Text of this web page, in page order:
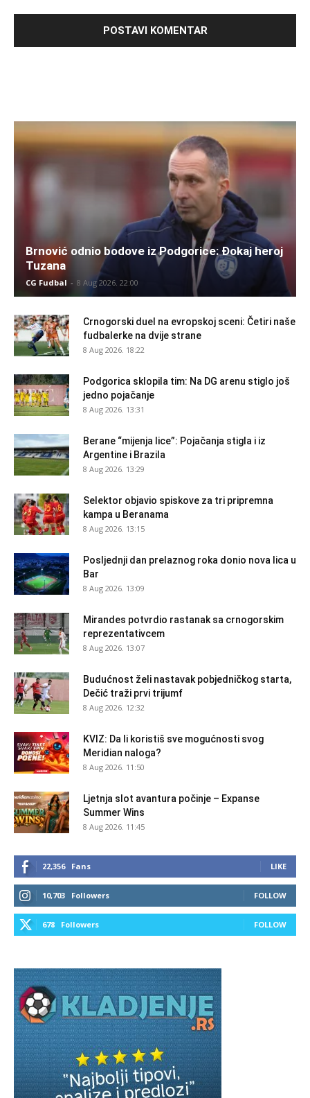
Brnović odnio bodove iz Podgorice: Đokaj heroj
Tuzana
CG Fudbal - 8 Aug 2026. 22:00
Crnogorski duel na evropskoj sceni: Četiri naše
fudbalerke na dvije strane
8 Aug 2026. 18:22
Podgorica sklopila tim: Na DG arenu stiglo još
jedno pojačanje
8 Aug 2026. 13:31
Berane “mijenja lice”: Pojačanja stigla i iz
Argentine i Brazila
8 Aug 2026. 13:29
Selektor objavio spiskove za tri pripremna
kampa u Beranama
8 Aug 2026. 13:15
Posljednji dan prelaznog roka donio nova lica u
Bar
8 Aug 2026. 13:09
Mirandes potvrdio rastanak sa crnogorskim
reprezentativcem
8 Aug 2026. 13:07
Budućnost želi nastavak pobjedničkog starta,
Dečić traži prvi trijumf
8 Aug 2026. 12:32
KVIZ: Da li koristiš sve mogućnosti svog
Meridian naloga?
8 Aug 2026. 11:50
Ljetnja slot avantura počinje – Expanse
Summer Wins
8 Aug 2026. 11:45
22,356 Fans LIKE
10,703 Followers FOLLOW
678 Followers FOLLOW